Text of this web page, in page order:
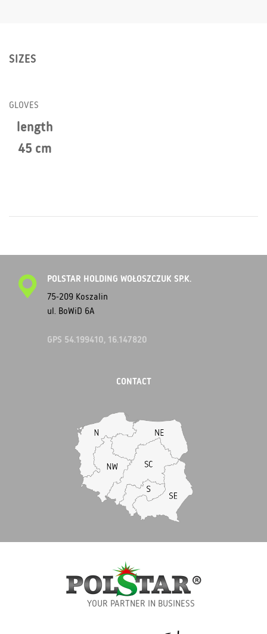
SIZES
GLOVES
length
45 cm
POLSTAR HOLDING WOŁOSZCZUK SP.K.
75-209 Koszalin
ul. BoWiD 6A
GPS 54.199410, 16.147820
CONTACT
YOUR PARTNER IN BUSINESS